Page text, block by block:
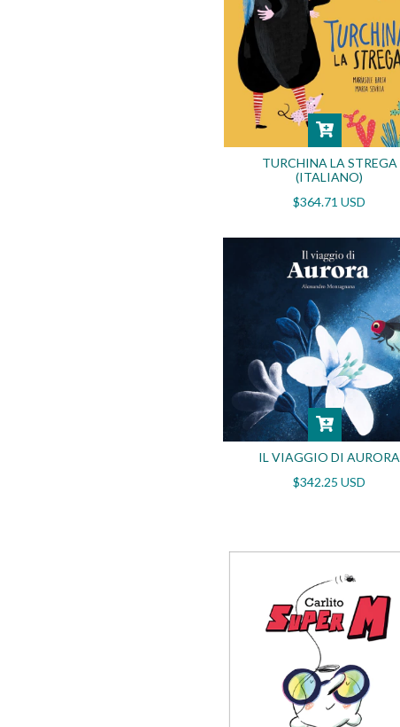
TURCHINA LA STREGA
(ITALIANO)
$364.71 USD
IL VIAGGIO DI AURORA
$342.25 USD